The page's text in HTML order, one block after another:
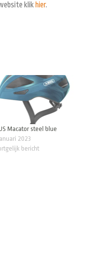
klik hier.
Macator steel blue
2023
bericht